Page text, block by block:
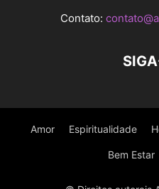
Contato:
Amor Espiritualidade
Bem Estar